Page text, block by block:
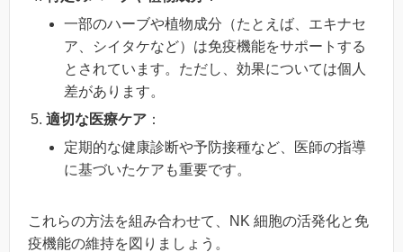
一部のハーブや植物成分（たとえば、エキナセ
ア、シイタケなど）は免疫機能をサポートする
とされています。ただし、効果については個人
差があります。
適切な医療ケア ：
定期的な健康診断や予防接種など、医師の指導
に基づいたケアも重要です。
これらの方法を組み合わせて、NK 細胞の活発化と免
疫機能の維持を図りましょう。